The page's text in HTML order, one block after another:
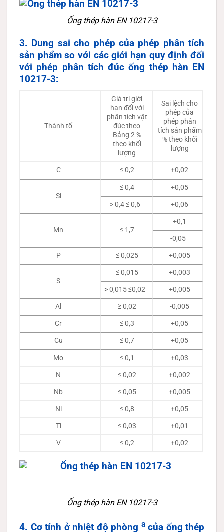
Ống thép hàn EN 10217-3
3. Dung sai cho phép của phép phân tích
sản phẩm so với các giới hạn quy định đối
với phép phân tích đúc ống thép hàn EN
10217-3:
Thành tố
Giá trị giới
hạn đối với
phân tích vật
đúc theo
Bảng 2 %
theo khối
lượng
Sai lệch cho
phép của
phép phân
tích sản phẩm
% theo khối
lượng
C ≤ 0,2 +0,02
Si
≤ 0,4
+0,05
> 0,4 ≤ 0,6
+0,06
Mn ≤ 1,7
+0,1
-0,05
P
≤ 0,025 +0,005
S
≤ 0,015
+0,003
> 0,015 ≤0,02
+0,005
Al
≥ 0,02
-0,005
Cr
≤ 0,3
+0,05
Cu
≤ 0,7
+0,05
Mo
≤ 0,1
+0,03
N
≤ 0,02
+0,002
Nb
≤ 0,05
+0,005
Ni
≤ 0,8
+0,05
Ti
≤ 0,03
+0,01
V
≤ 0,2 +0,02
Ống thép hàn EN 10217-3
4. Cơ tính ở nhiệt độ phòng a của ống thép